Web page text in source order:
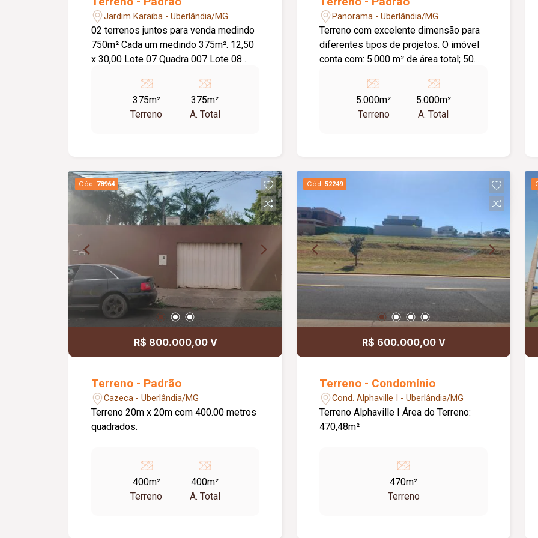
Jardim Karaiba - Uberlândia/MG
02 terrenos juntos para venda medindo
750m² Cada um medindo 375m². 12,50
x 30,00 Lote 07 Quadra 007 Lote 08
375m²
Terreno
375m²
A. Total
Panorama - Uberlândia/MG
Terreno com excelente dimensão para
diferentes tipos de projetos. O imóvel
conta com: 5.000 m² de área total; 50
profundidade; Diferenciais do imóvel:
Ampla metragem; Excelente
aproveitamento da área; Dimensões
5.000m²
Terreno
5.000m²
A. Total
Cód. 78964
R$ 800.000,00 V
Terreno - Padrão
Cazeca - Uberlândia/MG
Terreno 20m x 20m com 400.00 metros
quadrados.
400m²
Terreno
400m²
A. Total
Cód. 52249
R$ 600.000,00 V
Terreno - Condomínio
Cond. Alphaville I - Uberlândia/MG
Terreno Alphaville I Área do Terreno:
470,48m²
470m²
Terreno